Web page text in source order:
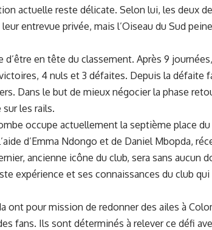
actuelle reste délicate.⁢ Selon lui, les deux⁢
entrevue privée, mais l’Oiseau du Sud⁢
d’être ‍en ‍tête du classement. Après 9
4 nuls et 3 défaites.​ Depuis la défaite
Dans le but de mieux négocier la ⁣phase
les rails.
occupe ‍actuellement la septième place
d’Emma ​Ndongo et de Daniel Mbopda,
⁣ancienne⁢ icône ⁣du ⁣club, sera sans aucun
expérience et ses connaissances du club
ont pour‌ mission de ‍redonner‍ des ailes à
​fans.⁢ Ils sont ‌déterminés à relever ‍ce défi